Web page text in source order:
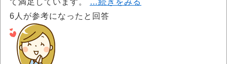
6 人が参考になったと回答